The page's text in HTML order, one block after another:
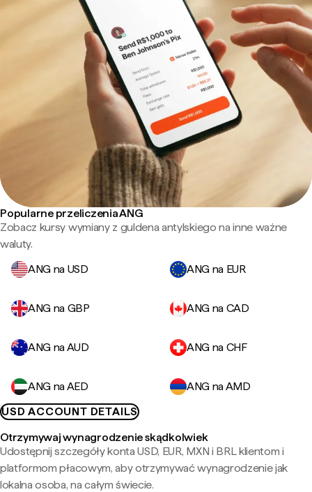
Popularne przeliczenia ANG
Zobacz kursy wymiany z guldena antylskiego na inne ważne
waluty.
ANG na USD
ANG na EUR
ANG na GBP ANG na CAD
ANG na AUD ANG na CHF
ANG na AED
ANG na AMD
USD ACCOUNT DETAILS
Otrzymywaj wynagrodzenie skądkolwiek
Udostępnij szczegóły konta USD, EUR, MXN i BRL klientom i
platformom płacowym, aby otrzymywać wynagrodzenie jak
lokalna osoba, na całym świecie.